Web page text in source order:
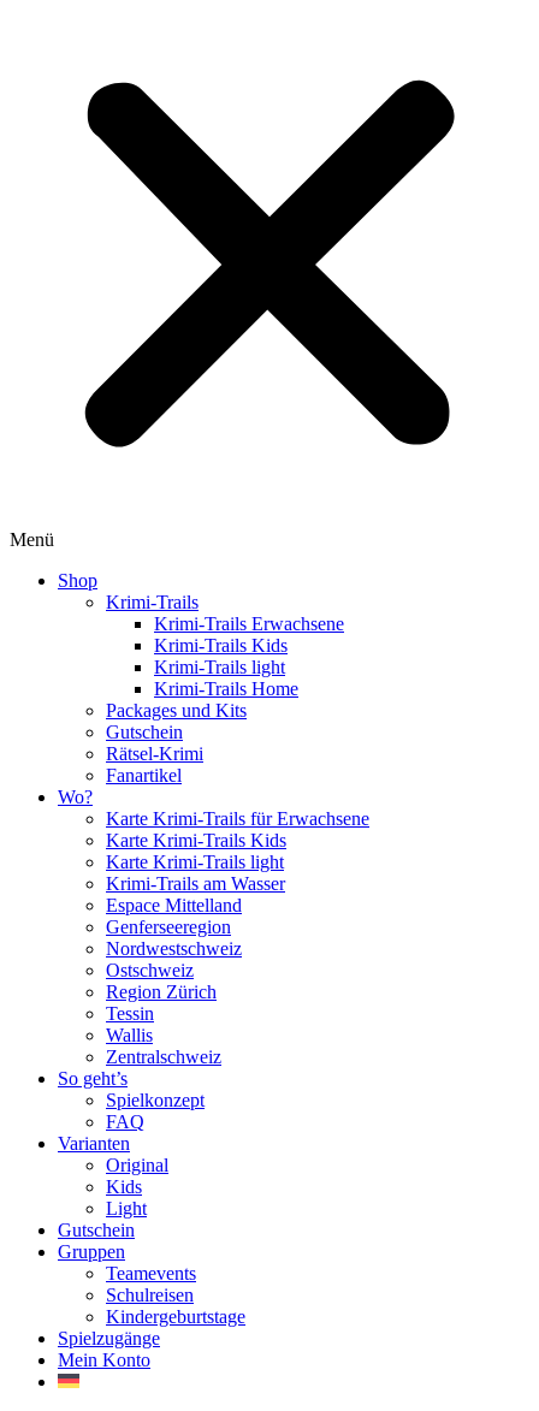
Menü
Shop
Krimi-Trails
Krimi-Trails Erwachsene
Krimi-Trails Kids
Krimi-Trails light
Krimi-Trails Home
Packages und Kits
Gutschein
Rätsel-Krimi
Fanartikel
Wo?
Karte Krimi-Trails für Erwachsene
Karte Krimi-Trails Kids
Karte Krimi-Trails light
Krimi-Trails am Wasser
Espace Mittelland
Genferseeregion
Nordwestschweiz
Ostschweiz
Region Zürich
Tessin
Wallis
Zentralschweiz
So geht’s
Spielkonzept
FAQ
Varianten
Original
Kids
Light
Gutschein
Gruppen
Teamevents
Schulreisen
Kindergeburtstage
Spielzugänge
Mein Konto